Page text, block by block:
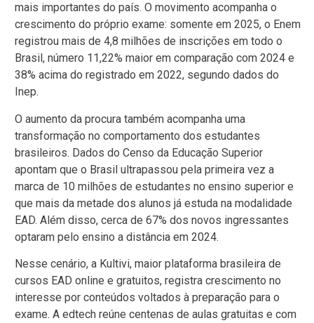
mais importantes do país. O movimento acompanha o
crescimento do próprio exame: somente em 2025, o Enem
registrou mais de 4,8 milhões de inscrições em todo o
Brasil, número 11,22% maior em comparação com 2024 e
38% acima do registrado em 2022, segundo dados do
Inep.
O aumento da procura também acompanha uma
transformação no comportamento dos estudantes
brasileiros. Dados do Censo da Educação Superior
apontam que o Brasil ultrapassou pela primeira vez a
marca de 10 milhões de estudantes no ensino superior e
que mais da metade dos alunos já estuda na modalidade
EAD. Além disso, cerca de 67% dos novos ingressantes
optaram pelo ensino a distância em 2024.
Nesse cenário, a Kultivi, maior plataforma brasileira de
cursos EAD online e gratuitos, registra crescimento no
interesse por conteúdos voltados à preparação para o
exame. A edtech reúne centenas de aulas gratuitas e com